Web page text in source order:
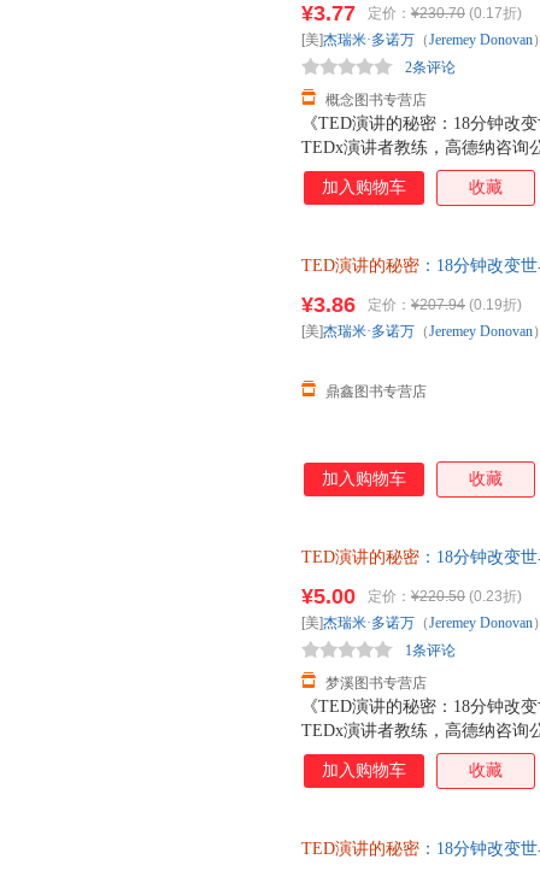
《TED演讲的秘密：18分钟改
TEDx演讲者教练，高德纳咨询
演讲训练的成果全面分享。帮
看和解构数百个TED演讲所需
维码，引领可视化阅读趋势，
TED演讲作为样本展探讨演讲
其他任何演讲书或演讲理论都
¥3.77 定价： ¥230.70 (0.17折)
概念图书专营店
2条评论
[美]杰瑞米·多诺万 （Jeremey Donovan
加入购物车 收藏
TED演讲的秘密 ：18分钟改变
电子发票。
¥3.86 定价： ¥207.94 (0.19折)
鼎鑫图书专营店
[美]杰瑞米·多诺万 （Jeremey Donovan
加入购物车 收藏
TED演讲的秘密 ：18分钟改变
套，电子发票！
《TED演讲的秘密：18分钟改
TEDx演讲者教练，高德纳咨询
演讲训练的成果全面分享。帮
看和解构数百个TED演讲所需
维码，引领可视化阅读趋势，
¥5.00 定价： ¥220.50 (0.23折)
梦溪图书专营店
1条评论
[美]杰瑞米·多诺万 （Jeremey Donovan
加入购物车 收藏
TED演讲的秘密 ：18分钟改变